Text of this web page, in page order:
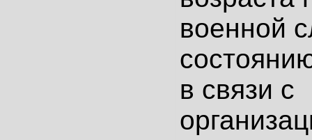
военной
в связи с